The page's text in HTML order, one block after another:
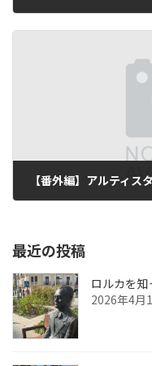
最近の投稿
ロルカを
2026年4月